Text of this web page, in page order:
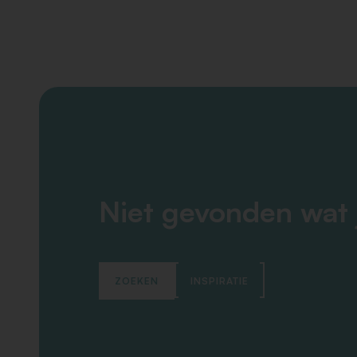
Niet gevonden wat
ZOEKEN INSPIRATIE